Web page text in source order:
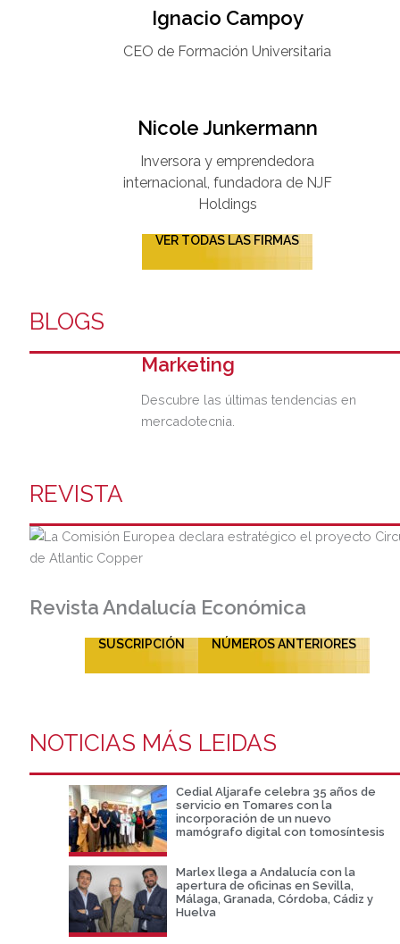
Ignacio Campoy​
CEO de Formación Universitaria​
Nicole Junkermann​
Inversora y emprendedora
internacional, fundadora de NJF
Holdings
VER TODAS LAS FIRMAS
BLOGS
Marketing
Descubre las últimas tendencias en
mercadotecnia.
REVISTA
Revista Andalucía Económica
SUSCRIPCIÓN NÚMEROS ANTERIORES
NOTICIAS MÁS LEIDAS
Cedial Aljarafe celebra 35 años de
servicio en Tomares con la
incorporación de un nuevo
mamógrafo digital con tomosíntesis
Marlex llega a Andalucía con la
apertura de oficinas en Sevilla,
Málaga, Granada, Córdoba, Cádiz y
Huelva